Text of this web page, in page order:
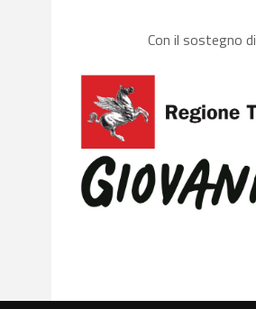
Con il sostegno di